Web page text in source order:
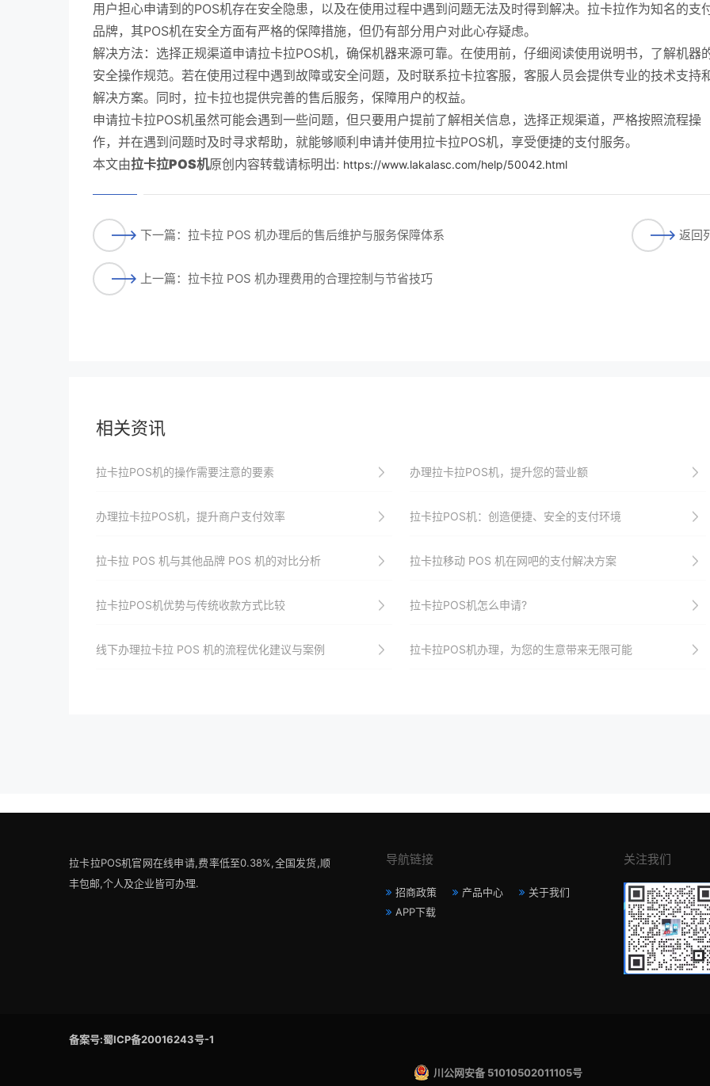
用户担心申请到的POS机存在安全隐患，以及在使用过程中遇到问题无法及时得到解决。拉卡拉作为知名的支
品牌，其POS机在安全方面有严格的保障措施，但仍有部分用户对此心存疑虑。
解决方法：选择正规渠道申请拉卡拉POS机，确保机器来源可靠。在使用前，仔细阅读使用说明书，了解机器
安全操作规范。若在使用过程中遇到故障或安全问题，及时联系拉卡拉客服，客服人员会提供专业的技术支持
解决方案。同时，拉卡拉也提供完善的售后服务，保障用户的权益。
申请拉卡拉POS机虽然可能会遇到一些问题，但只要用户提前了解相关信息，选择正规渠道，严格按照流程操
作，并在遇到问题时及时寻求帮助，就能够顺利申请并使用拉卡拉POS机，享受便捷的支付服务。
本文由拉卡拉POS机原创内容转载请标明出: https://www.lakalasc.com/help/50042.html
下一篇：拉卡拉 POS 机办理后的售后维护与服务保障体系
上一篇：拉卡拉 POS 机办理费用的合理控制与节省技巧
返回
相关资讯
拉卡拉POS机的操作需要注意的要素 办理拉卡拉POS机，提升您的营业额
办理拉卡拉POS机，提升商户支付效率 拉卡拉POS机：创造便捷、安全的支付环境
拉卡拉 POS 机与其他品牌 POS 机的对比分析 拉卡拉移动 POS 机在网吧的支付解决方案
拉卡拉POS机优势与传统收款方式比较 拉卡拉POS机怎么申请?
线下办理拉卡拉 POS 机的流程优化建议与案例 拉卡拉POS机办理，为您的生意带来无限可能
拉卡拉POS机官网在线申请,费率低至0.38%,全国发货,顺
丰包邮,个人及企业皆可办理.
导航链接
招商政策 产品中心
关于我们
APP下载
关注我们
备案号:蜀ICP备20016243号-1
川公网安备 51010502011105号